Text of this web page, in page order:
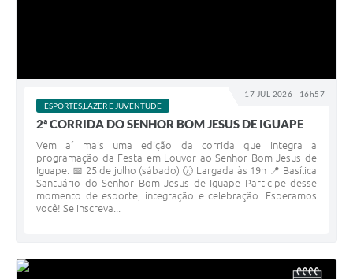
17 JUL 2026 - 16h57
ESPORTES,LAZER E JUVENTUDE
2ª CORRIDA DO SENHOR BOM JESUS DE IGUAPE
Vem aí mais uma edição da corrida que integra a
programação da Festa em Louvor ao Senhor Bom Jesus de
Iguape. 📅 25 de julho (sábado) 🕖 Largada às 19h 📍 Basílica
Santuário do Senhor Bom Jesus de Iguape Participe desse
momento de esporte, integração e celebração. Esperamos
você! Se inscreva...